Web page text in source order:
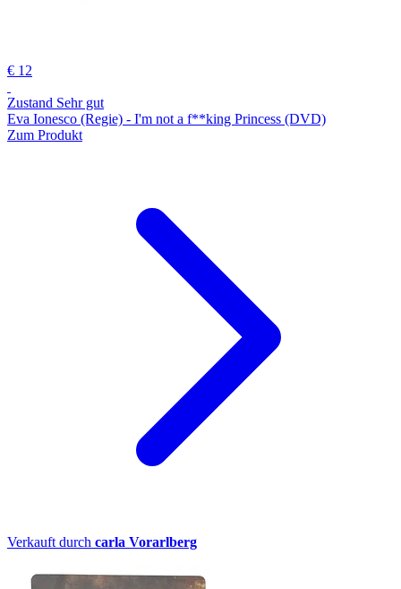
€ 12
Zustand Sehr gut
Eva Ionesco (Regie) - I'm not a f**king Princess (DVD)
Zum Produkt
Verkauft durch carla Vorarlberg